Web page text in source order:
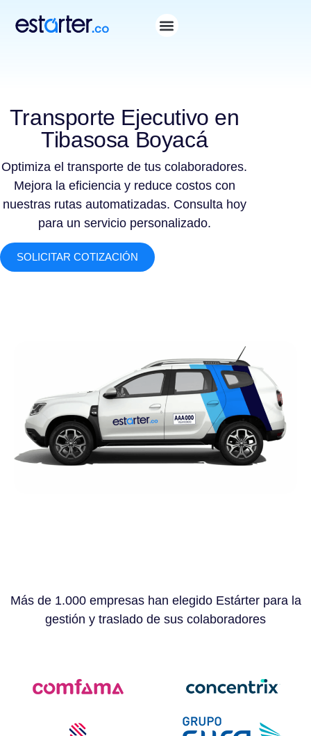
Transporte Ejecutivo en
Tibasosa Boyacá
Optimiza el transporte de tus colaboradores.
Mejora la eficiencia y reduce costos con
nuestras rutas automatizadas. Consulta hoy
para un servicio personalizado.
SOLICITAR COTIZACIÓN
Más de 1.000 empresas han elegido Estárter para la
gestión y traslado de sus colaboradores